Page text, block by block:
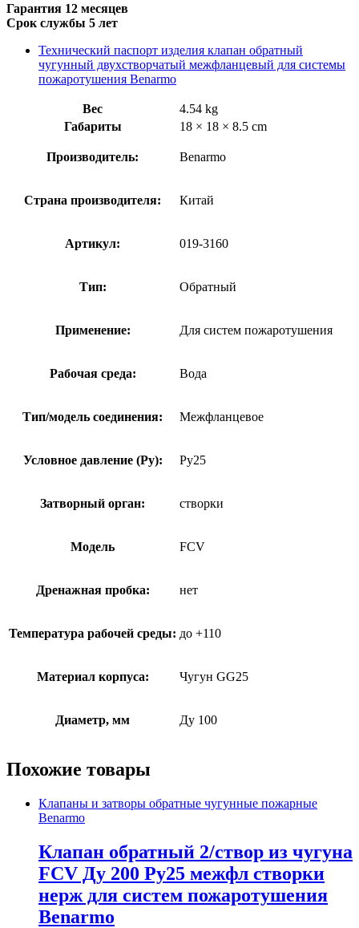
Гарантия 12 месяцев
Срок службы 5 лет
Технический паспорт изделия клапан обратный
чугунный двухстворчатый межфланцевый для системы
пожаротушения Benarmo
Вес
4.54 kg
Габариты
18 × 18 × 8.5 cm
Производитель: Benarmo
Страна производителя: Китай
Артикул: 019-3160
Тип: Обратный
Применение: Для систем пожаротушения
Рабочая среда: Вода
Тип/модель соединения: Межфланцевое
Условное давление (Ру): Ру25
Затворный орган: створки
Модель FCV
Дренажная пробка: нет
Температура рабочей среды: до +110
Материал корпуса: Чугун GG25
Диаметр, мм Ду 100
Похожие товары
Клапаны и затворы обратные чугунные пожарные
Benarmo
Клапан обратный 2/створ из чугуна
FCV Ду 200 Ру25 межфл створки
нерж для систем пожаротушения
Benarmo